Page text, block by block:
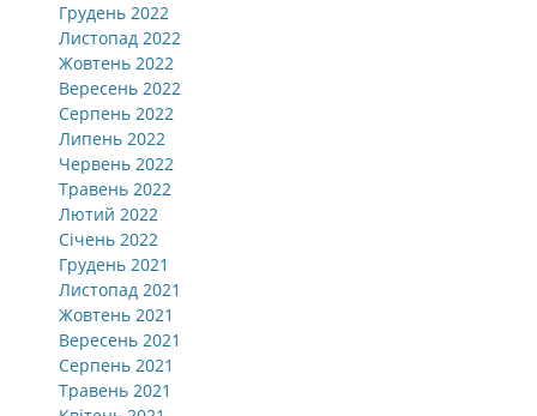
Грудень 2022
Листопад 2022
Жовтень 2022
Вересень 2022
Серпень 2022
Липень 2022
Червень 2022
Травень 2022
Лютий 2022
Січень 2022
Грудень 2021
Листопад 2021
Жовтень 2021
Вересень 2021
Серпень 2021
Травень 2021